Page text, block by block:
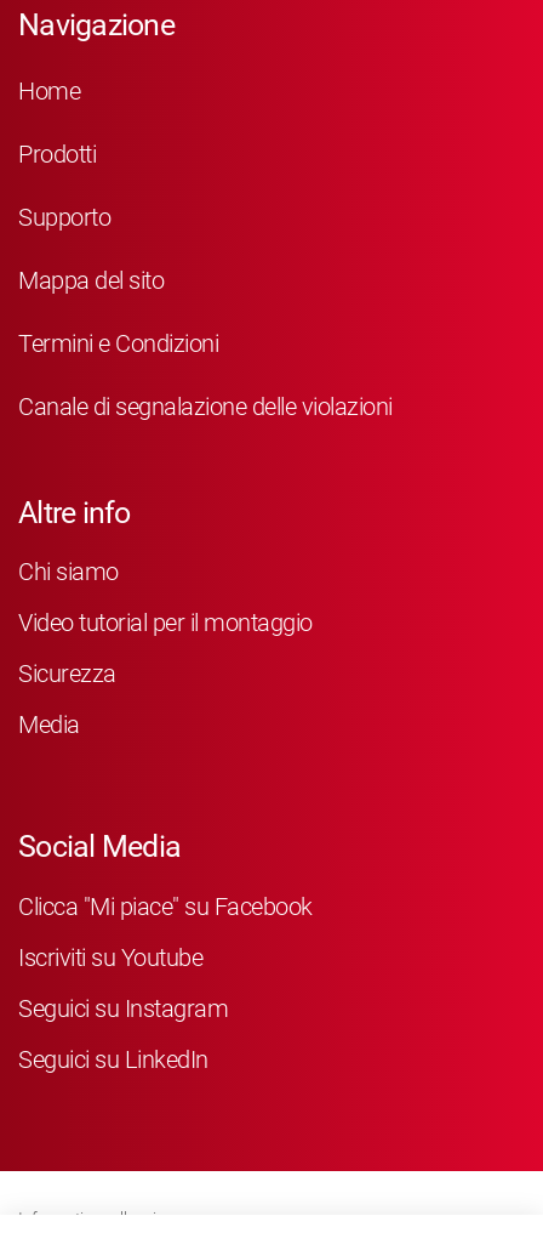
Navigazione
Home
Prodotti
Supporto
Mappa del sito
Termini e Condizioni
Canale di segnalazione delle violazioni
Altre info
Chi siamo
Video tutorial per il montaggio
Sicurezza
Media
Social Media
Clicca "Mi piace" su Facebook
Iscriviti su Youtube
Seguici su Instagram
Seguici su LinkedIn
Informativa sulla privacy